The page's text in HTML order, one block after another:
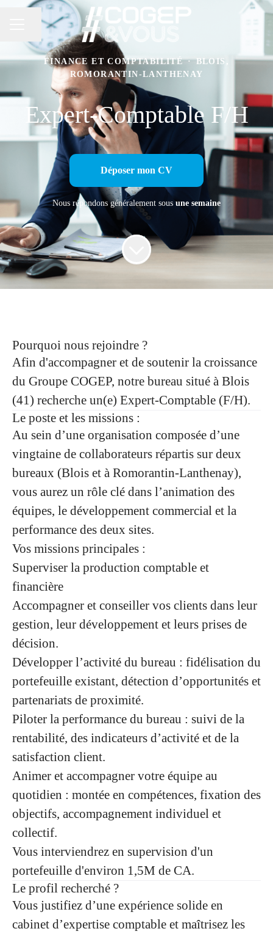
MENU CARRIÈRE
Partager la page
FINANCE ET COMPTABILITÉ · BLOIS,
ROMORANTIN-LANTHENAY
Expert-Comptable F/H
Déposer mon CV
Nous répondons généralement sous une semaine
Pourquoi nous rejoindre ?
Afin d'accompagner et de soutenir la croissance
du Groupe COGEP, notre bureau situé à Blois
(41) recherche un(e) Expert-Comptable (F/H).
Le poste et les missions :
Au sein d’une organisation composée d’une
vingtaine de collaborateurs répartis sur deux
bureaux (Blois et à Romorantin-Lanthenay),
vous aurez un rôle clé dans l’animation des
équipes, le développement commercial et la
performance des deux sites.
Vos missions principales :
Superviser la production comptable et
financière
Accompagner et conseiller vos clients dans leur
gestion, leur développement et leurs prises de
décision.
Développer l’activité du bureau : fidélisation du
portefeuille existant, détection d’opportunités et
partenariats de proximité.
Piloter la performance du bureau : suivi de la
rentabilité, des indicateurs d’activité et de la
satisfaction client.
Animer et accompagner votre équipe au
quotidien : montée en compétences, fixation des
objectifs, accompagnement individuel et
collectif.
Vous interviendrez en supervision d'un
portefeuille d'environ 1,5M de CA.
Le profil recherché ?
Vous justifiez d’une expérience solide en
cabinet d’expertise comptable et maîtrisez les